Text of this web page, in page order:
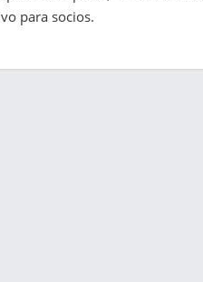
para socios.